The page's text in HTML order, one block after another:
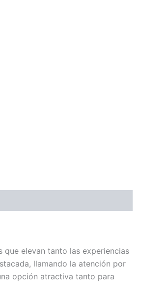
elevan tanto las experiencias
llamando la atención por
opción atractiva tanto para